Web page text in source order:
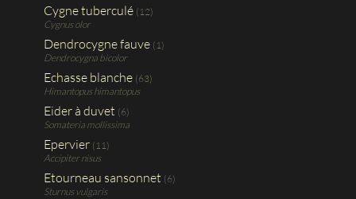
Cygne tuberculé (12)
Cygnus olor
Dendrocygne fauve (1)
Dendrocygna bicolor
Echasse blanche (63)
Himantopus himantopus
Eider à duvet (6)
Somateria mollissima
Epervier (11)
Accipiter nisus
Etourneau sansonnet (6)
Sturnus vulgaris